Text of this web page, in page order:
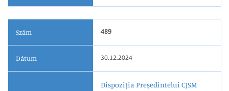
Szám 489
Dátum 30.12.2024
Dispoziția Președintelui CJSM